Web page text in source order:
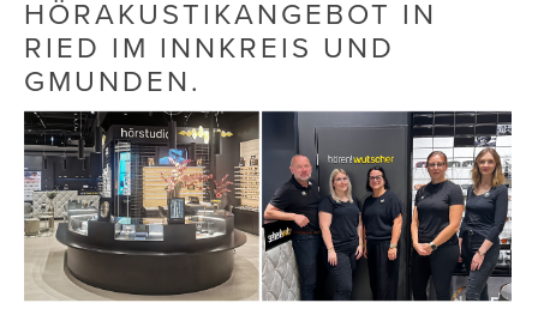
Dominique Scharax – Move Mind Breath
Dr. Albert Fuchs
Élan Flow
Foodsavers
FREIHERZ
FRISTADS
HÖRAKUSTIKANGEBOT IN
RIED IM INNKREIS UND
GMUNDEN.